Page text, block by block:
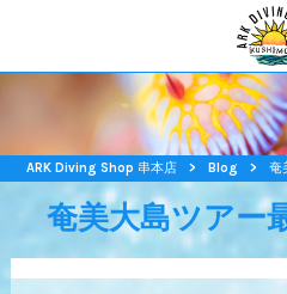
ARK Diving Shop 串本店 > Blog > 奄
奄美大島ツアー